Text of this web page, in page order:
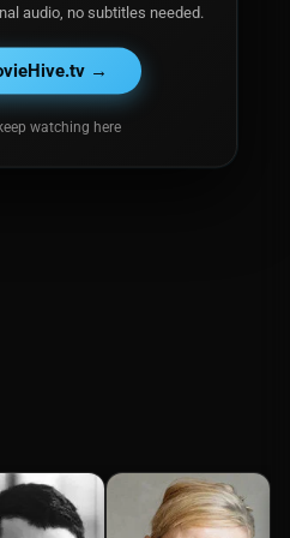
audio, no subtitles needed.
→
watching here